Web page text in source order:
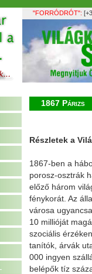
"FORRÓDRÓT":
1867 Párizs
Részletek a
1867-ben a
porosz-osztrák
előző három
fénykorát. Az
városa
10 millióját
szociális
tanítók, árvák
000 ingyen
belépők tíz